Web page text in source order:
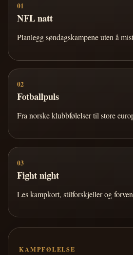
01
NFL natt
Planlegg søndagskampene uten å
02
Fotballpuls
Fra norske klubbfølelser til store
03
Fight night
Les kampkort, stilforskjeller og
KAMPFØLELSE